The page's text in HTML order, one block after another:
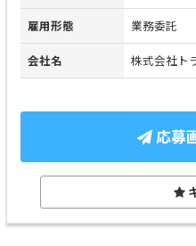
雇用形態 業務委託
会社名 株式会社ト
応募